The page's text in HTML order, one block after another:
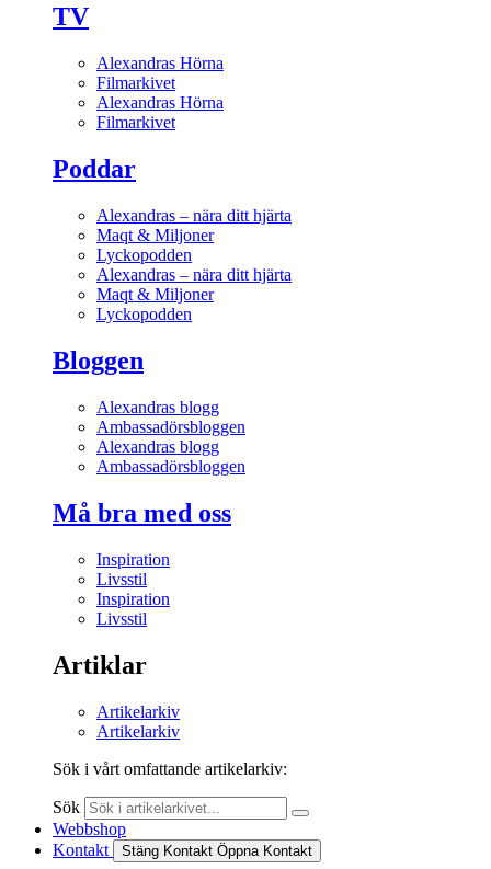
TV
Alexandras Hörna
Filmarkivet
Alexandras Hörna
Filmarkivet
Poddar
Alexandras – nära ditt hjärta
Maqt & Miljoner
Lyckopodden
Alexandras – nära ditt hjärta
Maqt & Miljoner
Lyckopodden
Bloggen
Alexandras blogg
Ambassadörsbloggen
Alexandras blogg
Ambassadörsbloggen
Må bra med oss
Inspiration
Livsstil
Inspiration
Livsstil
Artiklar
Artikelarkiv
Artikelarkiv
Sök i vårt omfattande artikelarkiv:
Sök
Webbshop
Kontakt
Stäng Kontakt Öppna Kontakt